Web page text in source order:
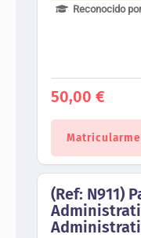
Reconocido por
50,00 €
Matricularme
(Ref: N911)